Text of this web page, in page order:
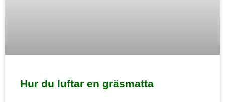
Hur du luftar en gräsmatta